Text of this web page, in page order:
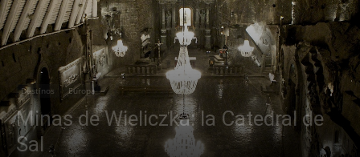
Destinos Europa
Minas de Wieliczka: la Catedral de
Sal